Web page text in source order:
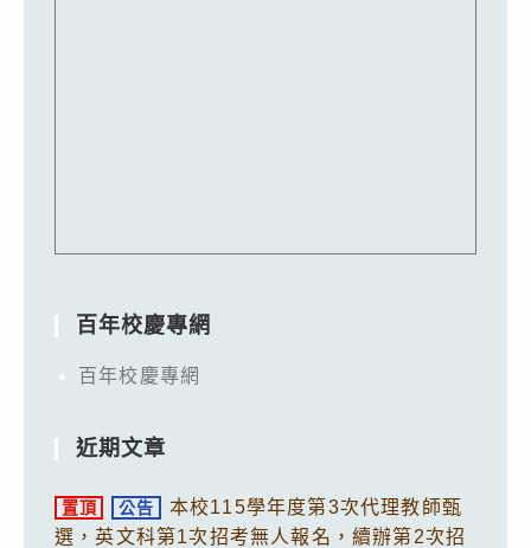
百年校慶專網
百年校慶專網
近期文章
置頂 公告
本校115學年度第3次代理教師甄
選，英文科第1次招考無人報名，續辦第2次招